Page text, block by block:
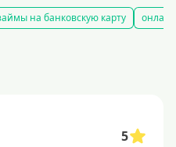
на банковскую карту
5